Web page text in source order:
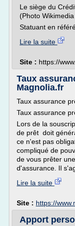
Le siège du
(Photo
Statuant en
Lire la suite
Site : https://
Taux
Magnolia.fr
Taux assurance
Taux assurance
Lors de la
de prêt doit
ce n'est pas
compliqué de
de vous prêter
d'assurance. Il
Lire la suite
Site : https://
Apport